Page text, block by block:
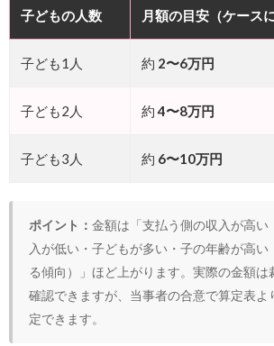
子どもの人数 月額の目安（ケース
子ども1人 約 2〜6万円
子ども2人 約4〜8万円
子ども3人 約 6〜10万円
ポイント： 金額は「支払う側の収入が高い
入が低い・子どもが多い・子の年齢が高い
る傾向）」ほど上がります。実際の金額は
確認できますが、当事者の合意で算定表よ
定できます。